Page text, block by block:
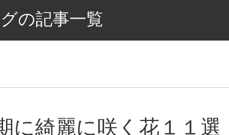
の記事一覧
に綺麗に咲く花１１選